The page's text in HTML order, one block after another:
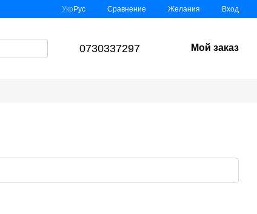
Укр Рус Сравнение Желания Вход
0730337297 Мой заказ